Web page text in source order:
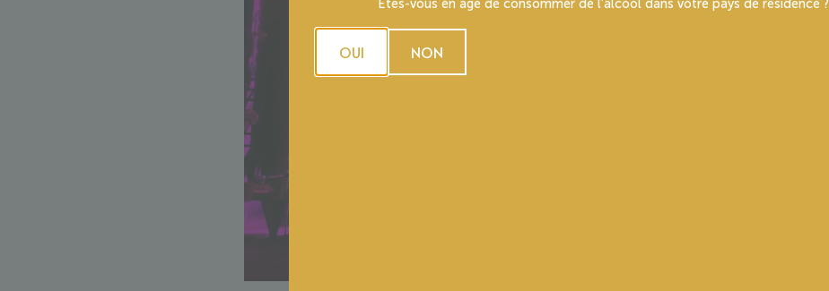
Êtes-vous en âge de consommer de l’alcool dans votre pays de résidence ?
OUI NON